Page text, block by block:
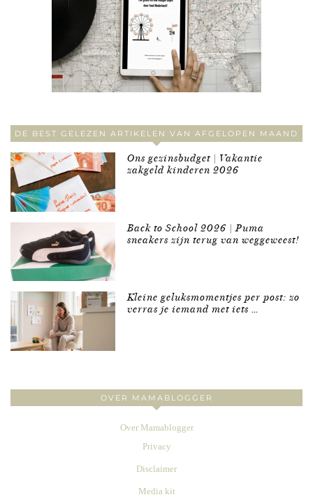
DE BEST GELEZEN ARTIKELEN VAN AFGELOPEN MAAND
Ons gezinsbudget | Vakantie
zakgeld kinderen 2026
Back to School 2026 | Puma
sneakers zijn terug van weggeweest!
Kleine geluksmomentjes per post: zo
verras je iemand met iets …
OVER MAMABLOGGER
Over Mamablogger
Privacy
Disclaimer
Media kit